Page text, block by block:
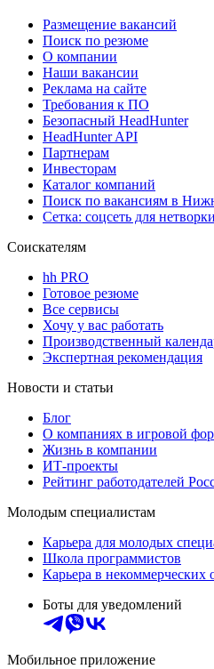
Размещение вакансий
Поиск по резюме
О компании
Наши вакансии
Реклама на сайте
Требования к ПО
Безопасный HeadHunter
HeadHunter API
Партнерам
Инвесторам
Каталог компаний
Поиск по вакансиям в
Сетка: соцсеть для
Соискателям
hh PRO
Готовое резюме
Все сервисы
Хочу у вас работать
Производственный
Экспертная рекомендация
Новости и статьи
Блог
О компаниях в игровой
Жизнь в компании
ИТ-проекты
Рейтинг работодателей
Молодым специалистам
Карьера для молодых
Школа программистов
Карьера в некоммерческих
Боты для уведомлений
Мобильное приложение